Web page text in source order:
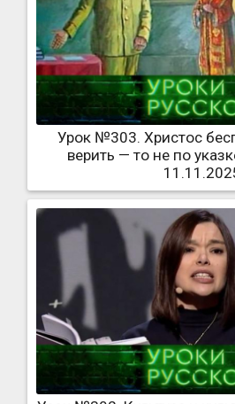
Урок №303. Христос
верить — то не по